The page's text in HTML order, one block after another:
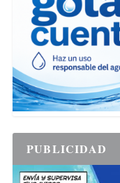
PUBLICIDAD